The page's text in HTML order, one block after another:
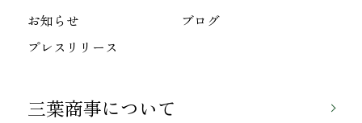
お知らせ
ブログ
プレスリリース
三葉商事について